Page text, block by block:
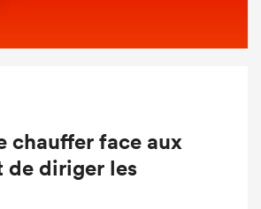
chauffer face aux
de diriger les